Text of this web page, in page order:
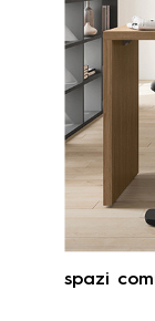
spazi